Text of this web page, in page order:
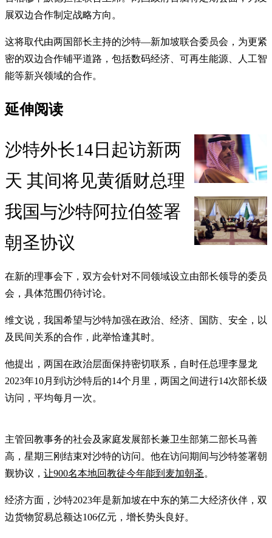
展双边合作制定战略方向。
这将取代由两国部长主持的沙特—新加坡联合委员会，为更紧
密的双边合作铺平道路，包括数码经济、可再生能源、人工智
能等新兴领域的合作。
延伸阅读
沙特外长14日起访新两
天 其间将见黄循财总理
我国与沙特阿拉伯签署
朝圣协议
在新的理事会下，双方会针对不同领域设立由部长领导的委员
会，具体范围仍待讨论。
维文说，我国希望与沙特加强在政治、经济、国防、安全，以
及民间关系的合作，此举恰逢其时。
他提出，两国在政治层面保持密切联系，自时任总理李显龙
2023年10月到访沙特后的14个月里，两国之间进行14次部长级
访问，平均每月一次。
主管回教事务的社会及家庭发展部长兼卫生部第二部长马善
高，星期三刚结束对沙特的访问。他在访问期间与沙特签署朝
觐协议， 让900名本地回教徒今年能到麦加朝圣。
经济方面，沙特2023年是新加坡在中东的第二大经济伙伴，双
边货物贸易总额达106亿元，增长势头良好。